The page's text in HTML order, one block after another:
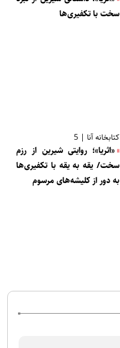
سخت با تکفیری‌ها
کتابخانه آنا | 5
«اثریا»؛ روایتی شیرین از رزم
سخت/ یقه به یقه با تکفیری‌ها
به دور از کلیشه‌های مرسوم